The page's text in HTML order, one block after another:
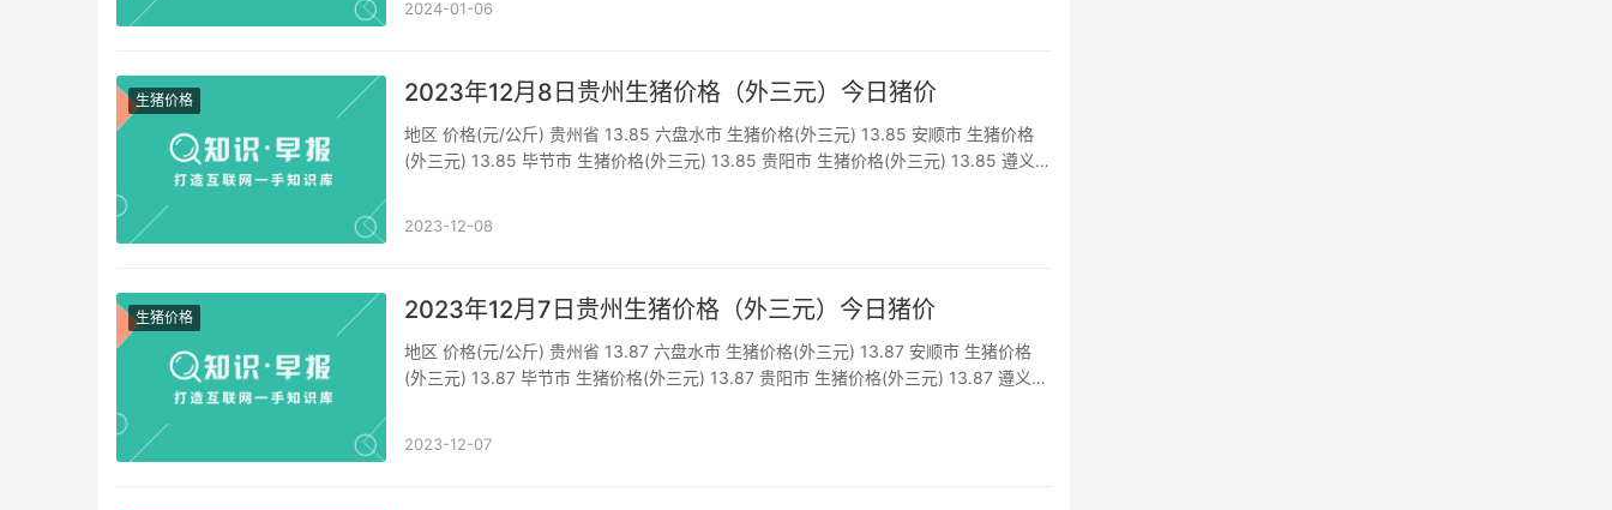
2024-01-06
生猪价格 2023年12月8日贵州生猪价格（外三元）今日猪价
地区 价格(元/公斤) 贵州省 13.85 六盘水市 生猪价格(外三元) 13.85 安顺市 生猪价格
(外三元) 13.85 毕节市 生猪价格(外三元) 13.85 贵阳市 生猪价格(外三元) 13.85 遵义
2023-12-08
生猪价格 2023年12月7日贵州生猪价格（外三元）今日猪价
地区 价格(元/公斤) 贵州省 13.87 六盘水市 生猪价格(外三元) 13.87 安顺市 生猪价格
(外三元) 13.87 毕节市 生猪价格(外三元) 13.87 贵阳市 生猪价格(外三元) 13.87 遵义市
2023-12-07